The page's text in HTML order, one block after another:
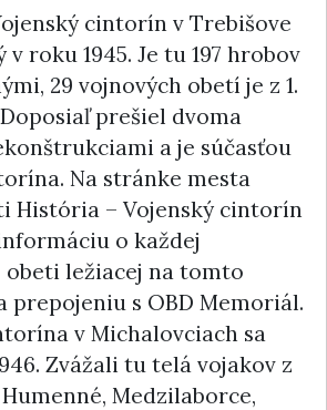
cintorín v Trebišove
roku 1945. Je tu 197 hrobov
29 vojnových obetí je z 1.
prešiel dvoma
a je súčasťou
Na stránke mesta
História – Vojenský cintorín
o každej
ležiacej na tomto
prepojeniu s OBD Memoriál.
v Michalovciach sa
Zvážali tu telá vojakov z
Medzilaborce,